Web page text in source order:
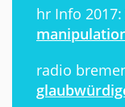
hr Info 2017:
radio